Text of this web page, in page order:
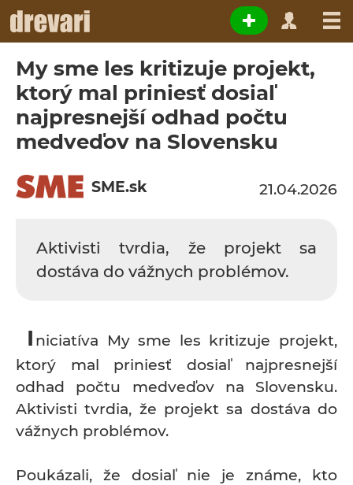
My sme les kritizuje projekt,
ktorý mal priniesť dosiaľ
najpresnejší odhad počtu
medveďov na Slovensku
SME.sk 21.04.2026
Aktivisti tvrdia, že projekt sa
dostáva do vážnych problémov.
I niciatíva My sme les kritizuje projekt,
ktorý mal priniesť dosiaľ najpresnejší
odhad počtu medveďov na Slovensku.
Aktivisti tvrdia, že projekt sa dostáva do
vážnych problémov.
Poukázali, že dosiaľ nie je známe, kto